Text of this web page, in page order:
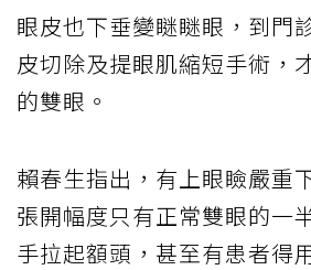
眼皮也下垂變瞇瞇眼，到門
皮切除及提眼肌縮短手術，
的雙眼。
賴春生指出，有上眼瞼嚴重
張開幅度只有正常雙眼的一
手拉起額頭，甚至有患者得